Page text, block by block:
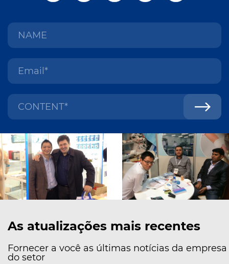
As atualizações mais recentes
Fornecer a você as últimas notícias da empresa
do setor